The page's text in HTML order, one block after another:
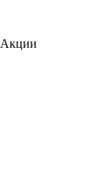
Акции